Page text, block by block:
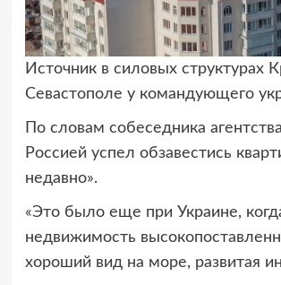
Источник в силовых структурах
Севастополе у командующего
По словам собеседника
Россией успел обзавестись
недавно».
«Это было еще при Украине,
недвижимость
хороший вид на море, развитая